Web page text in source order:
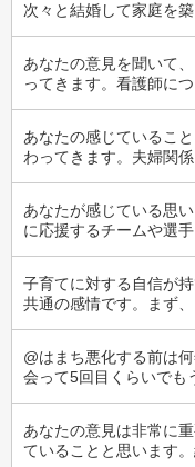
次々と結婚して家庭を
あなたの意見を聞いて
ってきます。看護師に
あなたの感じているこ
わってきます。夫婦関
あなたが感じている思
に応援するチームや選
子育てに対する自信が
共通の感情です。まず
@はまち悪化する前は
会って5回目くらいでも
あなたの意見は非常に
ていることと思います